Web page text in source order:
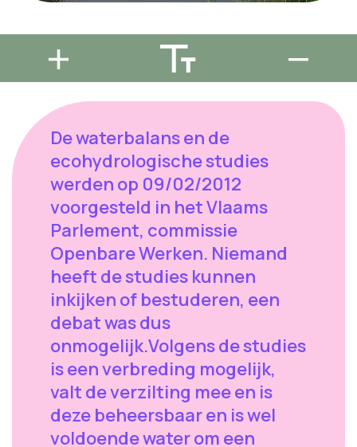
De waterbalans en de
ecohydrologische studies
werden op 09/02/2012
voorgesteld in het Vlaams
Parlement, commissie
Openbare Werken. Niemand
heeft de studies kunnen
inkijken of bestuderen, een
debat was dus
onmogelijk.Volgens de studies
is een verbreding mogelijk,
valt de verzilting mee en is
deze beheersbaar en is wel
voldoende water om een